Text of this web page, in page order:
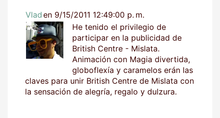
Vladen 9/15/2011 12:49:00 p. m.
He tenido el privilegio de
participar en la publicidad de
British Centre - Mislata.
Animación con Magia divertida,
globoflexía y caramelos erán las
claves para unir British Centre de Mislata con
la sensación de alegría, regalo y dulzura.